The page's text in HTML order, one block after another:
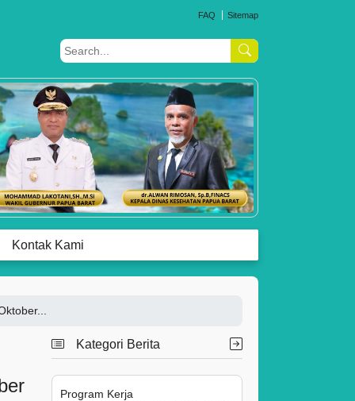
FAQ Sitemap
Kontak Kami
Kategori Berita
Program Kerja